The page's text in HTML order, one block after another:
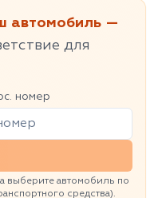
автомобиль —
для
номер
выберите автомобиль по
средства).